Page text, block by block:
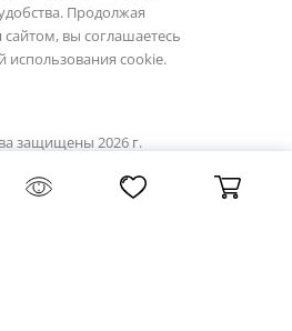
Продолжая
сайтом, вы соглашаетесь
использования cookie.
защищены 2026 г.